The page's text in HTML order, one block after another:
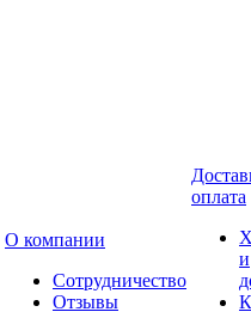
О компании
Сотрудничество
Отзывы
оплата
и